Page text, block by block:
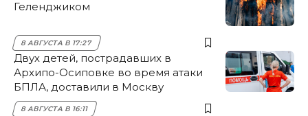
Геленджиком
8 АВГУСТА В 17:27
Двух детей, пострадавших в
Архипо-Осиповке во время атаки
БПЛА, доставили в Москву
8 АВГУСТА В 16:11